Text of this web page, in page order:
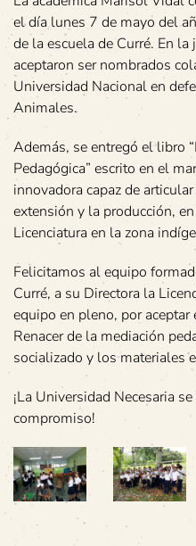
el día lunes 7 de mayo del
de la escuela de Curré. En
aceptaron ser nombrados
Universidad Nacional en
Animales.
Además, se entregó el libro
Pedagógica” escrito en el
innovadora capaz de
extensión y la producción,
Licenciatura en la zona
Felicitamos al equipo
Curré, a su Directora la
equipo en pleno, por
Renacer de la mediación
socializado y los materiales
¡La Universidad Necesaria
compromiso!